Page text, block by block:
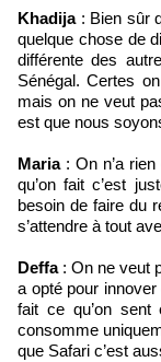
Khadija : Bien sûr
quelque chose de
différente des
Sénégal. Certes
mais on ne veut
est que nous
Maria : On n’a
qu’on fait c’est
besoin de faire du
s’attendre à tout
Deffa : On ne veut
a opté pour
fait ce qu’on
consomme
que Safari c’est